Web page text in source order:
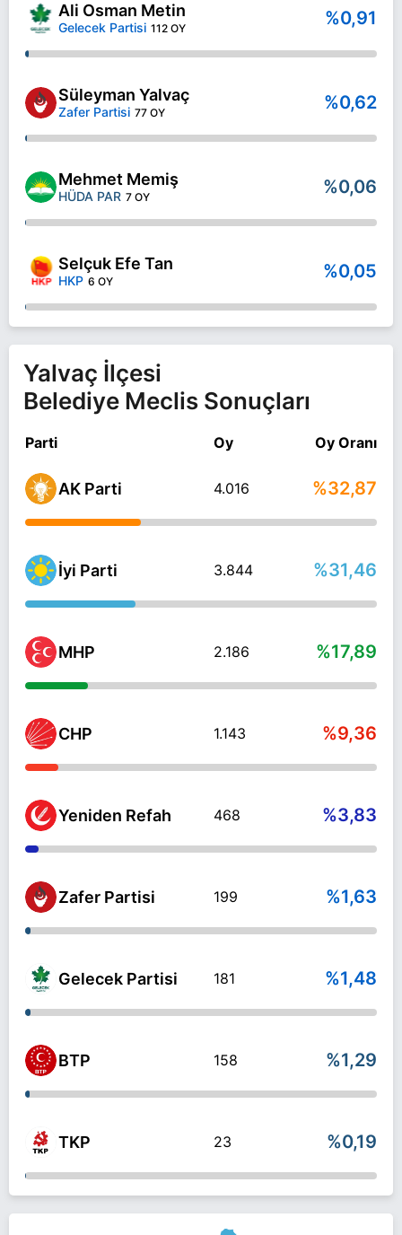
Ali Osman Metin
Gelecek Partisi 112 OY %0,91
Süleyman Yalvaç
Zafer Partisi 77 OY %0,62
Mehmet Memiş
HÜDA PAR 7 OY %0,06
Selçuk Efe Tan
HKP 6 OY %0,05
Yalvaç İlçesi
Belediye Meclis Sonuçları
Parti Oy Oy Oranı
AK Parti 4.016 %32,87
İyi Parti 3.844 %31,46
MHP 2.186 %17,89
CHP 1.143 %9,36
Yeniden Refah 468 %3,83
Zafer Partisi 199 %1,63
Gelecek Partisi 181 %1,48
BTP 158 %1,29
TKP 23 %0,19